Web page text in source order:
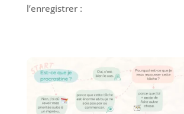
l’enregistrer :